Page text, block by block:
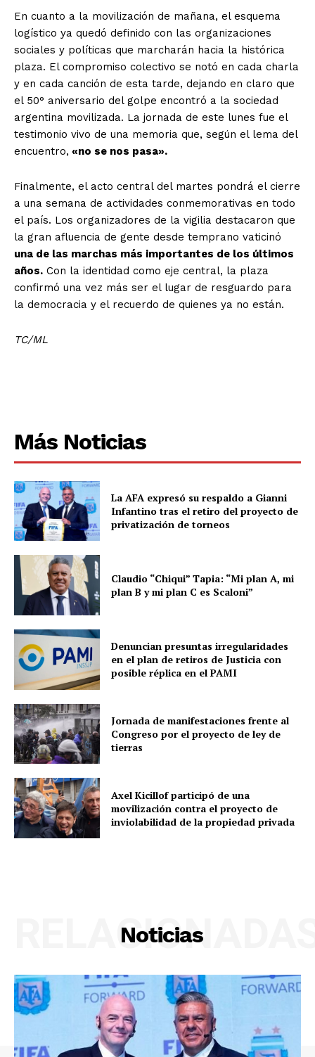
En cuanto a la movilización de mañana, el esquema
logístico ya quedó definido con las organizaciones
sociales y políticas que marcharán hacia la histórica
plaza. El compromiso colectivo se notó en cada charla
y en cada canción de esta tarde, dejando en claro que
el 50° aniversario del golpe encontró a la sociedad
argentina movilizada. La jornada de este lunes fue el
testimonio vivo de una memoria que, según el lema del
encuentro, «no se nos pasa».
Finalmente, el acto central del martes pondrá el cierre
a una semana de actividades conmemorativas en todo
el país. Los organizadores de la vigilia destacaron que
la gran afluencia de gente desde temprano vaticinó
una de las marchas más importantes de los últimos
años. Con la identidad como eje central, la plaza
confirmó una vez más ser el lugar de resguardo para
la democracia y el recuerdo de quienes ya no están.
TC/ML
Más Noticias
La AFA expresó su respaldo a Gianni
Infantino tras el retiro del proyecto de
privatización de torneos
Claudio “Chiqui” Tapia: “Mi plan A, mi
plan B y mi plan C es Scaloni”
Denuncian presuntas irregularidades
en el plan de retiros de Justicia con
posible réplica en el PAMI
Jornada de manifestaciones frente al
Congreso por el proyecto de ley de
tierras
Axel Kicillof participó de una
movilización contra el proyecto de
inviolabilidad de la propiedad privada
Noticias